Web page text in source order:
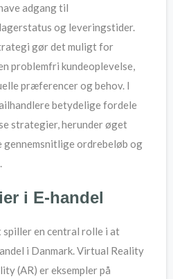
adgang til
og leveringstider.
gør det muligt for
problemfri kundeoplevelse,
præferencer og behov. I
betydelige fordele
strategier, herunder øget
gennemsnitlige ordrebeløb og
i E-handel
en central rolle i at
i Danmark. Virtual Reality
(AR) er eksempler på